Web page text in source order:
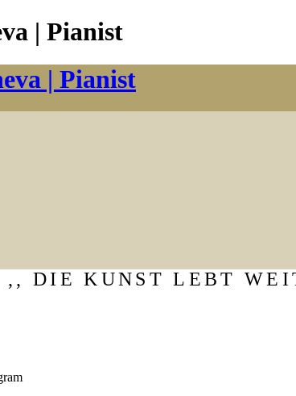
| Pianist
,, DIE KUNST LEBT